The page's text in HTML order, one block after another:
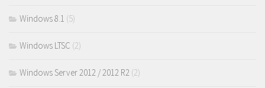
Windows 8.1 (5)
Windows LTSC (2)
Windows Server 2012 / 2012 R2 (2)